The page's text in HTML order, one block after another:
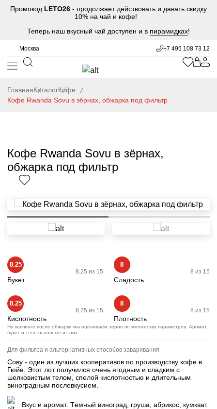
Промокод LETO26 - продолжает действовать и давать скидку
10% на чай и кофе!
Теперь наш вкусный чай доступен и в пирамидках!
+7 495 108 73 12
Москва
ГлавнаяКаталогКофе
Кофе Rwanda Sovu в зёрнах, обжарка под фильтр
Кофе Rwanda Sovu в зёрнах,
обжарка под фильтр
8.25
8.25 из 15
Букет
8
8 из 15
Сладость
8.25
8.25 из 15
Кислотность
8
8 из 15
Плотность
На каппинге после обжарки мы оцениваем зерно по множеству параметров. Аромат,
букет и тело основные из них.
Для фильтра и альтернативных способов заваривания
Сову - один из лучших кооперативов по производству кофе в
Гюйе. Этот лот получился очень ягодным и сладким с
шелковистым телом, спелой кислотностью и длительным
виноградным послевкусием.
Вкус и аромат: Тёмный виноград, груша, абрикос, кумкват